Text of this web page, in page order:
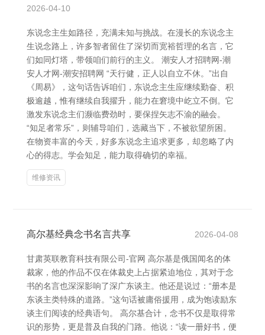
2026-04-10
东说念主生如路径，充满未知与挑战。在漫长的东说念主
生说念路上，许多智者留住了深切而宽裕哲理的名言，它
们如同灯塔，带领咱们前行的主义。 潮安人才招聘网-潮
安人才网-潮安招聘网 “天行健，正人以自立不休。”出自
《周易》，这句话告诉咱们，东说念主生应继续勤奋、积
极逾越，惟有继续自我擢升，能力在窘境中屹立不倒。它
激发东说念主们濒临费劲时，要保捏矢志不渝的融会。
“知足者常乐”，则辅导咱们，选藏当下，不被欲望所困。
在物资丰富的今天，好多东说念主追求更多，却忽略了内
心的得志。学会知足，能力取得确切的幸福。
维修资讯
高尔基经典念书名言共享 2026-04-08
甘肃英联教育科技有限公司-官网 高尔基是俄国闻名的体
裁家，他的作品不仅在体裁史上占据紧迫地位，其对于念
书的名言也深深影响了深广东谈主。他还是说过：“册本是
东谈主类特殊的道路。”这句话被庸俗援用，成为饱读励东
谈主们阅读的经典语句。 高尔基合计，念书不仅是取得常
识的形势，更是普及自我的门路。他说：“读一册好书，便